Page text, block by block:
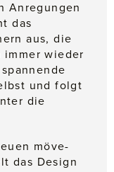
Anregungen
das
aus, die
wieder
und folgt
die